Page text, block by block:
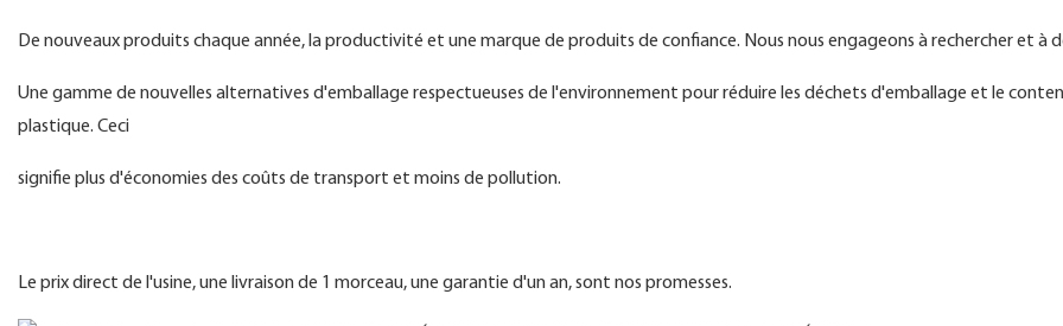
De nouveaux produits chaque année, la productivité et une marque de produits de confiance. Nous nous engageons à rechercher et à
Une gamme de nouvelles alternatives d'emballage respectueuses de l'environnement pour réduire les déchets d'emballage et le
plastique. Ceci
signifie plus d'économies des coûts de transport et moins de pollution.
Le prix direct de l'usine, une livraison de 1 morceau, une garantie d'un an, sont nos promesses.